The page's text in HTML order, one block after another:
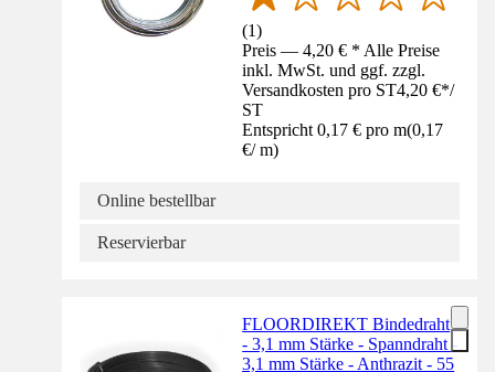
(1)
Preis — 4,20 € * Alle Preise
inkl. MwSt. und ggf. zzgl.
Versandkosten pro ST4,20 €*/
ST
Entspricht 0,17 € pro m(0,17
€/ m)
Online bestellbar
Reservierbar
FLOORDIREKT Bindedraht
- 3,1 mm Stärke - Spanndraht -
3,1 mm Stärke - Anthrazit - 55